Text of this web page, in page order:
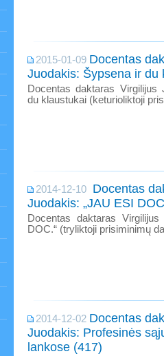
2015-01-09 Docentas
Juodakis: Šypsena ir du
Docentas daktaras Virgilijus
du klaustukai (keturioliktoji
2014-12-10
Docentas
Juodakis: „JAU ESI
Docentas daktaras
DOC.“ (tryliktoji prisiminimų
2014-12-02 Docentas
Juodakis: Profesinės
lankose (417)